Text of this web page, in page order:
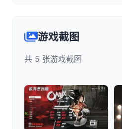
游戏截图
共 5 张游戏截图